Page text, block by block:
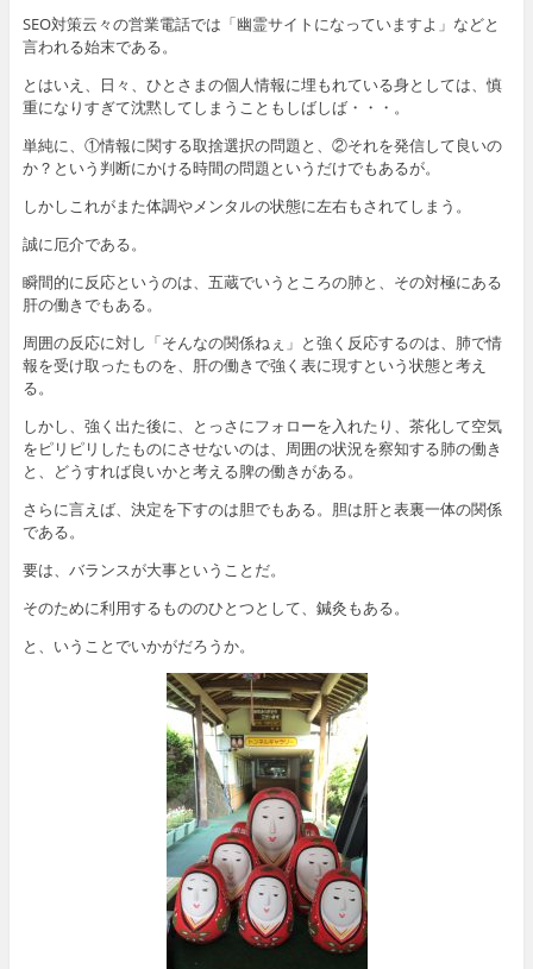
SEO対策云々の営業電話では「幽霊サイトになっていますよ」などと
言われる始末である。
とはいえ、日々、ひとさまの個人情報に埋もれている身としては、慎
重になりすぎて沈黙してしまうこともしばしば・・・。
単純に、①情報に関する取捨選択の問題と、②それを発信して良いの
か？という判断にかける時間の問題というだけでもあるが。
しかしこれがまた体調やメンタルの状態に左右もされてしまう。
誠に厄介である。
瞬間的に反応というのは、五蔵でいうところの肺と、その対極にある
肝の働きでもある。
周囲の反応に対し「そんなの関係ねぇ」と強く反応するのは、肺で情
報を受け取ったものを、肝の働きで強く表に現すという状態と考え
る。
しかし、強く出た後に、とっさにフォローを入れたり、茶化して空気
をピリピリしたものにさせないのは、周囲の状況を察知する肺の働き
と、どうすれば良いかと考える脾の働きがある。
さらに言えば、決定を下すのは胆でもある。胆は肝と表裏一体の関係
である。
要は、バランスが大事ということだ。
そのために利用するもののひとつとして、鍼灸もある。
と、いうことでいかがだろうか。